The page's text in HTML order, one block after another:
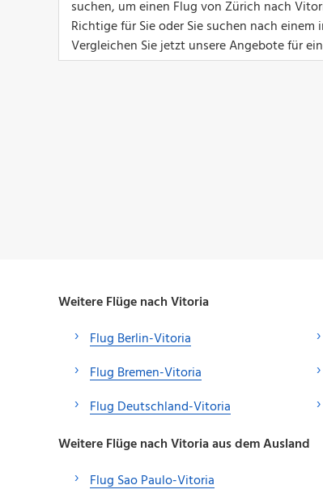
suchen, um einen Flug von Zürich nach
Richtige für Sie oder Sie suchen nach
Vergleichen Sie jetzt unsere Angebote für
Weitere Flüge nach Vitoria
Flug Berlin-Vitoria
Flug Bremen-Vitoria
Flug Deutschland-Vitoria
Weitere Flüge nach Vitoria aus dem Ausland
Flug Sao Paulo-Vitoria